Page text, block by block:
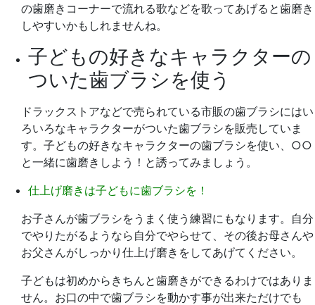
の歯磨きコーナーで流れる歌などを歌ってあげると歯磨き
しやすいかもしれませんね。
子どもの好きなキャラクターの
ついた歯ブラシを使う
ドラックストアなどで売られている市販の歯ブラシにはい
ろいろなキャラクターがついた歯ブラシを販売していま
す。子どもの好きなキャラクターの歯ブラシを使い、○○
と一緒に歯磨きしよう！と誘ってみましょう。
仕上げ磨きは子どもに歯ブラシを！
お子さんが歯ブラシをうまく使う練習にもなります。自分
でやりたがるようなら自分でやらせて、その後お母さんや
お父さんがしっかり仕上げ磨きをしてあげてください。
子どもは初めからきちんと歯磨きができるわけではありま
せん。お口の中で歯ブラシを動かす事が出来ただけでも